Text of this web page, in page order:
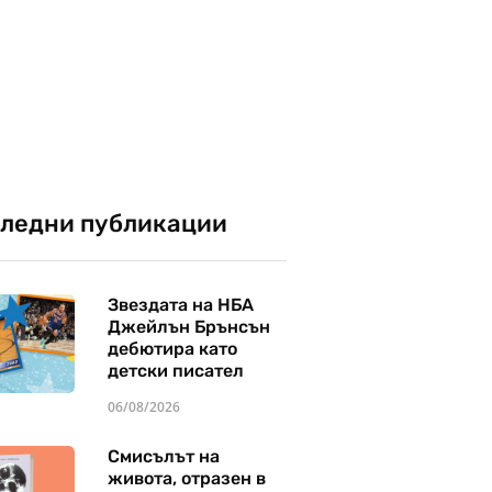
публикации
Звездата на НБА
Джейлън Брънсън
дебютира като
детски писател
06/08/2026
Смисълът на
живота, отразен в